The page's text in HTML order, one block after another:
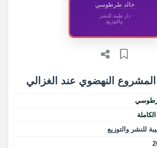
النهضوي عند الغزالي
للنشر والتوزيع
خالد طرطوسي
دار طيبة للنشر
والتوزيع